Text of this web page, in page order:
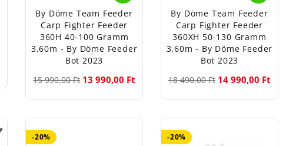
By Döme Team Feeder
Carp Fighter Feeder
360H 40-100 Gramm
3,60m - By Döme Feeder
Bot 2023
15 990,00 Ft 13 990,00 Ft
By Döme Team Feeder
Carp Fighter Feeder
360XH 50-130 Gramm
3,60m - By Döme Feeder
Bot 2023
18 490,00 Ft 14 990,00 Ft
-20% -20%